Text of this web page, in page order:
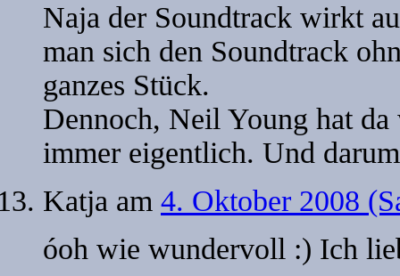
Naja der Soundtrack wirkt
man sich den Soundtrack
ganzes Stück.
Dennoch, Neil Young hat
immer eigentlich. Und
Katja am 4. Oktober 2008
óoh wie wundervoll :) Ich